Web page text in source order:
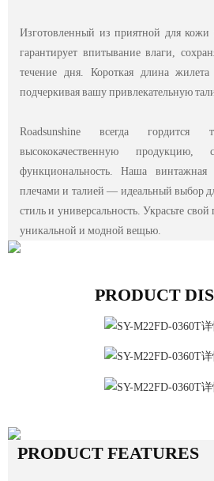
Изготовленный из приятной для
гарантирует впитывание влаги,
течение дня. Короткая длина жилета
подчеркивая вашу привлекательную
Roadsunshine всегда гордится
высококачественную
функциональность. Наша
плечами и талией — идеальный выбор
стиль и универсальность. Украсьте
уникальной и модной вещью.
PRODUCT
PRODUCT FEATURES